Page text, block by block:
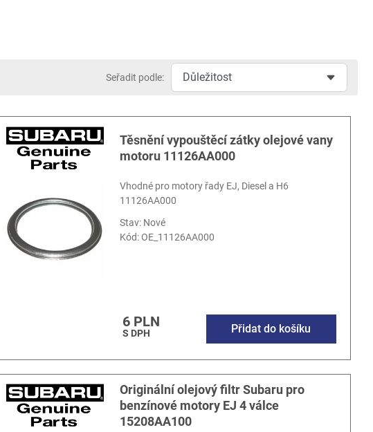
Seřadit podle:
Těsnění vypouštěcí zátky olejové vany
motoru 11126AA000
Vhodné pro motory řady EJ, Diesel a H6
11126AA000
Stav: Nové
Kód:OE_11126AA000
6 PLN
S DPH Přidat do košíku
Originální olejový filtr Subaru pro
benzínové motory EJ 4 válce
15208AA100